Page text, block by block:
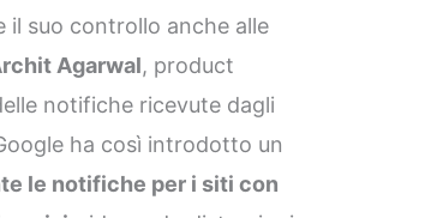
il suo controllo anche alle
Agarwal, product
notifiche ricevute dagli
ha così introdotto un
le notifiche per i siti con